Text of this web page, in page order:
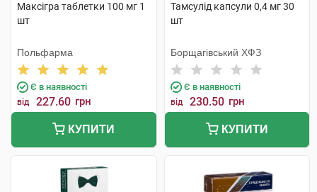
Максігра таблетки 100 мг 1
шт
Польфарма
Є в наявності
від 227.60 грн
КУПИТИ
Тамсулід капсули 0,4 мг 30
шт
Борщагівський ХФЗ
Є в наявності
від 230.50 грн
КУПИТИ